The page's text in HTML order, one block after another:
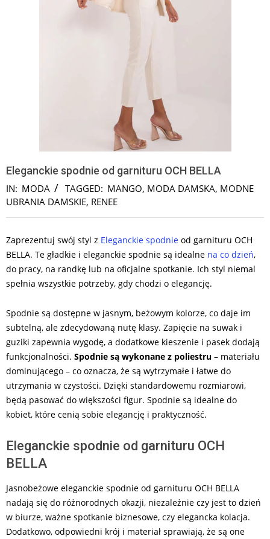
Eleganckie spodnie od garnituru OCH BELLA
IN: MODA TAGGED: MANGO, MODA DAMSKA, MODNE
UBRANIA DAMSKIE, RENEE
Zaprezentuj swój styl z Eleganckie spodnie od garnituru OCH
BELLA. Te gładkie i eleganckie spodnie są idealne na co dzień,
do pracy, na randkę lub na oficjalne spotkanie. Ich styl niemal
spełnia wszystkie potrzeby, gdy chodzi o elegancję.
Spodnie są dostępne w jasnym, beżowym kolorze, co daje im
subtelną, ale zdecydowaną nutę klasy. Zapięcie na suwak i
guziki zapewnia wygodę, a dodatkowe kieszenie i pasek dodają
funkcjonalności. Spodnie są wykonane z poliestru – materiału
dominującego – co oznacza, że są wytrzymałe i łatwe do
utrzymania w czystości. Dzięki standardowemu rozmiarowi,
będą pasować do większości figur. Spodnie są idealne do
kobiet, które cenią sobie elegancję i praktyczność.
Eleganckie spodnie od garnituru OCH
BELLA
Jasnobeżowe eleganckie spodnie od garnituru OCH BELLA
nadają się do różnorodnych okazji, niezależnie czy jest to dzień
w biurze, ważne spotkanie biznesowe, czy elegancka kolacja.
Dodatkowo, odpowiedni krój i materiał sprawiają, że są one